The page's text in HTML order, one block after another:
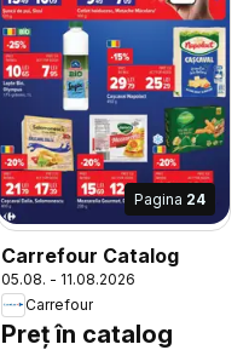
Pagina 24
Carrefour Catalog
05.08. - 11.08.2026
Carrefour
Preț în catalog